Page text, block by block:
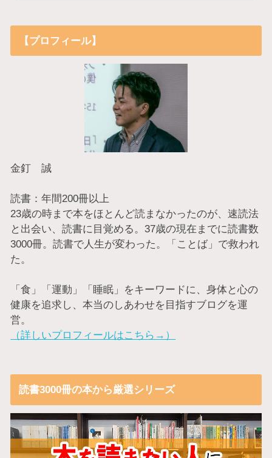
【プロフィール】
金釘 誠
読書：年間200冊以上
23歳の時まで本をほとんど読まなかったのが、速読法
と出会い、読書に目覚める。37歳の現在までに読書数
3000冊。読書で人生が変わった。「ことば」で救われ
た。
「食」「運動」「睡眠」をキーワードに、身体と心の
健康を追求し、本当のしあわせを目指すブログを運
営。
（詳しいプロフィールはこちら→）
読書3000冊の本から厳選シリーズ